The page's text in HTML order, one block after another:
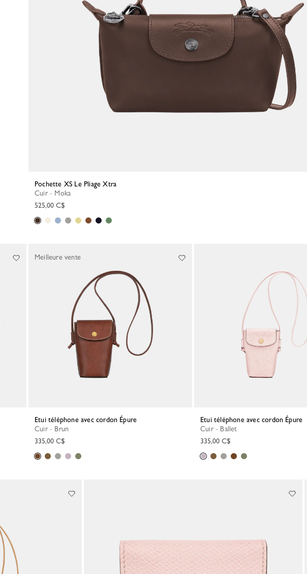
Pochette XS Le Pliage Xtra
Cuir - Moka
525,00 C$
Etui téléphone avec cordon Épure
Cuir - Brun
335,00 C$
Meilleure vente
Etui téléphone avec cordon Épure
Cuir - Ballet
335,00 C$